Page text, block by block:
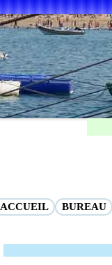
ACCUEIL BUREAU